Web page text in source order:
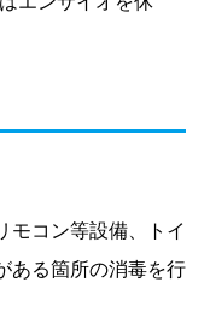
モコン等設備、トイ
ある箇所の消毒を行